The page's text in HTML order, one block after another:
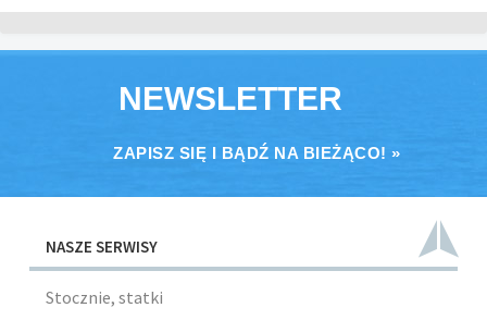
NEWSLETTER
ZAPISZ SIĘ I BĄDŹ NA BIEŻĄCO! »
NASZE SERWISY
Stocznie, statki